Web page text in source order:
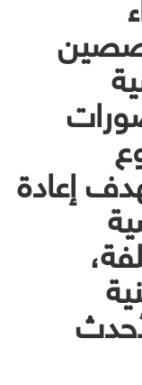
إعادة